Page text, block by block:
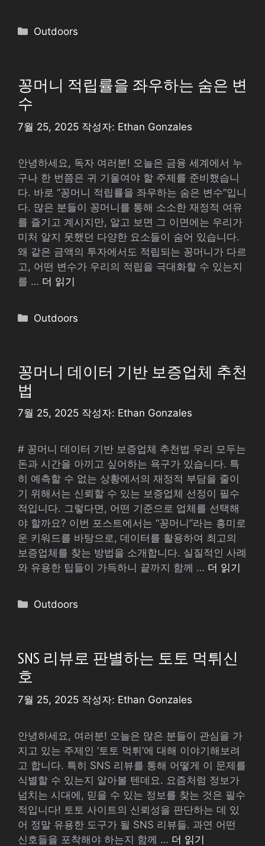
카
Outdoors
꽁머니 적립률을 좌우하는 숨은 변
수
7월 25, 2025 작성자: Ethan Gonzales
안녕하세요, 독자 여러분! 오늘은 금융 세계에서 누
구나 한 번쯤은 귀 기울여야 할 주제를 준비했습니
다. 바로 “꽁머니 적립률을 좌우하는 숨은 변수”입니
다. 많은 분들이 꽁머니를 통해 소소한 재정적 여유
를 즐기고 계시지만, 알고 보면 그 이면에는 우리가
미처 알지 못했던 다양한 요소들이 숨어 있습니다.
왜 같은 금액의 투자에서도 적립되는 꽁머니가 다르
고, 어떤 변수가 우리의 적립을 극대화할 수 있는지
를 … 더 읽기
카
Outdoors
꽁머니 데이터 기반 보증업체 추천
법
7월 25, 2025 작성자: Ethan Gonzales
# 꽁머니 데이터 기반 보증업체 추천법 우리 모두는
돈과 시간을 아끼고 싶어하는 욕구가 있습니다. 특
히 예측할 수 없는 상황에서의 재정적 부담을 줄이
기 위해서는 신뢰할 수 있는 보증업체 선정이 필수
적입니다. 그렇다면, 어떤 기준으로 업체를 선택해
야 할까요? 이번 포스트에서는 “꽁머니”라는 흥미로
운 키워드를 바탕으로, 데이터를 활용하여 최고의
보증업체를 찾는 방법을 소개합니다. 실질적인 사례
와 유용한 팁들이 가득하니 끝까지 함께 … 더 읽기
카
Outdoors
SNS 리뷰로 판별하는 토토 먹튀신
호
7월 25, 2025 작성자: Ethan Gonzales
안녕하세요, 여러분! 오늘은 많은 분들이 관심을 가
지고 있는 주제인 ‘토토 먹튀’에 대해 이야기해보려
고 합니다. 특히 SNS 리뷰를 통해 어떻게 이 문제를
식별할 수 있는지 알아볼 텐데요. 요즘처럼 정보가
넘치는 시대에, 믿을 수 있는 정보를 찾는 것은 필수
적입니다! 토토 사이트의 신뢰성을 판단하는 데 있
어 정말 유용한 도구가 될 SNS 리뷰들. 과연 어떤
신호들을 포착해야 하는지 함께 … 더 읽기